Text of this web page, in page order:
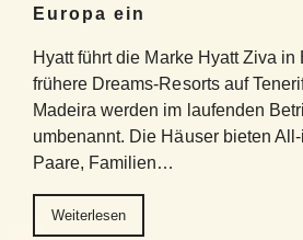
Europa ein
Hyatt führt die Marke Hyatt Ziva in
frühere Dreams-Resorts auf
Madeira werden im laufenden
umbenannt. Die Häuser bieten
Paare, Familien…
Weiterlesen